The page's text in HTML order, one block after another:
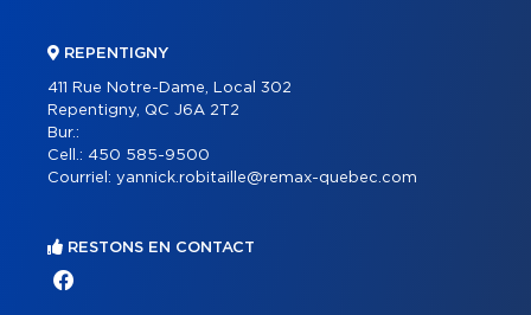
REPENTIGNY
411 Rue Notre-Dame, Local 302
Repentigny, QC J6A 2T2
Bur.:
Cell.: 450 585-9500
Courriel: yannick.robitaille@remax-quebec.com
RESTONS EN CONTACT